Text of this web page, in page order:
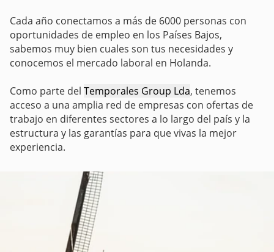
Cada año conectamos a más de 6000 personas con
oportunidades de empleo en los Países Bajos,
sabemos muy bien cuales son tus necesidades y
conocemos el mercado laboral en Holanda.
Como parte del Temporales Group Lda, tenemos
acceso a una amplia red de empresas con ofertas de
trabajo en diferentes sectores a lo largo del país y la
estructura y las garantías para que vivas la mejor
experiencia.